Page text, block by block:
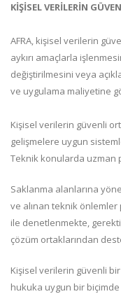
KİŞİSEL VERİLERİN
AFRA, kişisel verilerin
aykırı amaçlarla
değiştirilmesini veya
ve uygulama maliyetine
Kişisel verilerin güvenli
gelişmelere uygun
Teknik konularda uzman
Saklanma alanlarına
ve alınan teknik
ile denetlenmekte,
çözüm ortaklarından
Kişisel verilerin güvenli
hukuka uygun bir